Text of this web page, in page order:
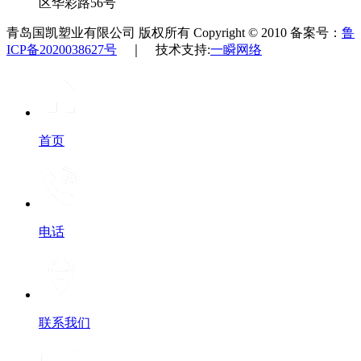
青岛国凯塑业有限公司 版权所有 Copyright © 2010 备案号： 鲁
ICP备2020038627号 ｜ 技术支持:一瞬网络
首页
电话
联系我们